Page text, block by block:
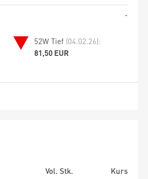
-
52W Tief (04.02.26):
81,50 EUR
Vol. Stk.
Kurs